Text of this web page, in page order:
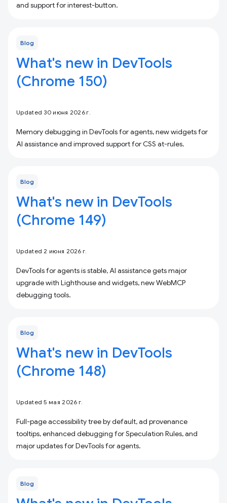
and support for interest-button.
Blog
What's new in DevTools
(Chrome 150)
Updated 30 июня 2026 г.
Memory debugging in DevTools for agents, new widgets for
AI assistance and improved support for CSS at-rules.
Blog
What's new in DevTools
(Chrome 149)
Updated 2 июня 2026 г.
DevTools for agents is stable, AI assistance gets major
upgrade with Lighthouse and widgets, new WebMCP
debugging tools.
Blog
What's new in DevTools
(Chrome 148)
Updated 5 мая 2026 г.
Full-page accessibility tree by default, ad provenance
tooltips, enhanced debugging for Speculation Rules, and
major updates for DevTools for agents.
Blog